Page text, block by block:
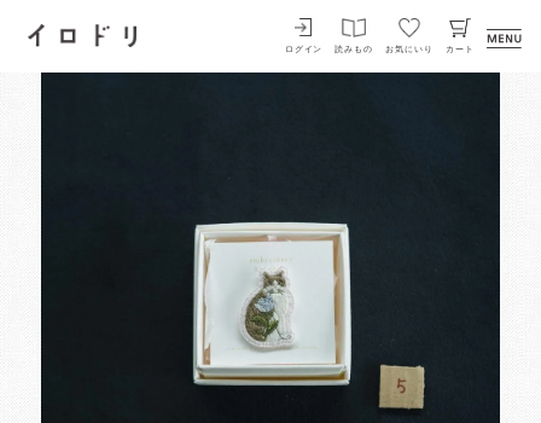
イロドリ
ログイン 読みもの お気にいり カート